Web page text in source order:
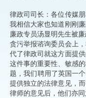
律政司司长：各位传媒
我相信大家也知道刚刚
廉政专员汤显明先生被
贪污举报谘询委员会上
代了律政司就这方面提
这件事的重要性、敏感
题，我们聘用了英国一
提供独立的法律意见，
律师的意见后，他们亦同